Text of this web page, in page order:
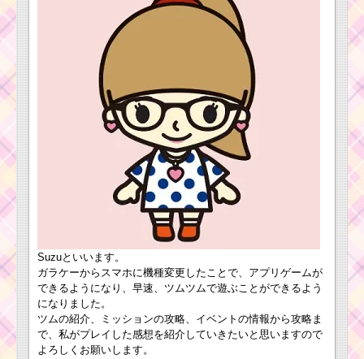
Suzuといいます。
ガラケーからスマホに機種変更したことで、アプリゲームが
できるようになり、早速、ツムツムで遊ぶことができるよう
になりました。
ツムの紹介、ミッションの攻略、イベントの情報から攻略ま
で、私がプレイした感想を紹介していきたいと思いますので
よろしくお願いします。